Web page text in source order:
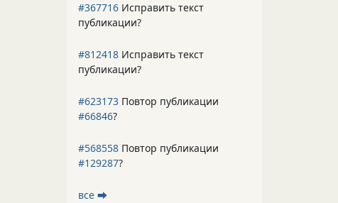
#367716 Исправить текст
публикации?
#812418 Исправить текст
публикации?
#623173 Повтор публикации
#66846?
#568558 Повтор публикации
#129287?
все ⮕